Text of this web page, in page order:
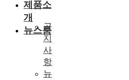
제품소
개
뉴스룸
공
지
사
항
뉴